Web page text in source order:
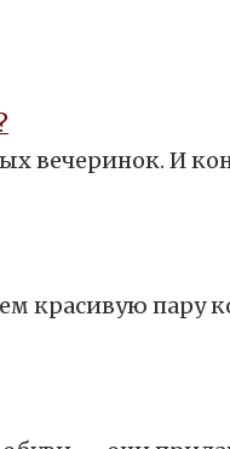
вечеринок. И
красивую пару